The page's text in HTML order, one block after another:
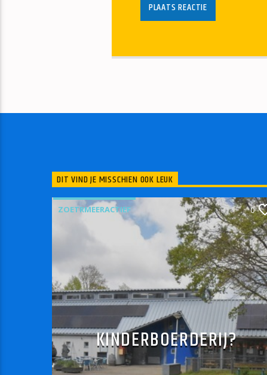
DIT VIND JE MISSCHIEN OOK LEUK
ZOETRMEERACTIEF 0
KINDERBOERDERIJ?